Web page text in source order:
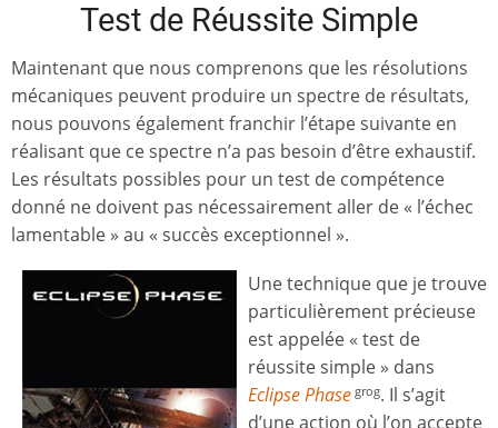
Test de Réussite Simple
Maintenant que nous comprenons que les résolutions
mécaniques peuvent produire un spectre de résultats,
nous pouvons également franchir l’étape suivante en
réalisant que ce spectre n’a pas besoin d’être exhaustif.
Les résultats possibles pour un test de compétence
donné ne doivent pas nécessairement aller de « l’échec
lamentable » au « succès exceptionnel ».
Une technique que je trouve
particulièrement précieuse
est appelée « test de
réussite simple » dans
Eclipse Phase grog. Il s’agit
d’une action où l’on accepte